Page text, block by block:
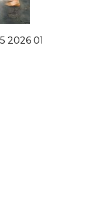
2026 01